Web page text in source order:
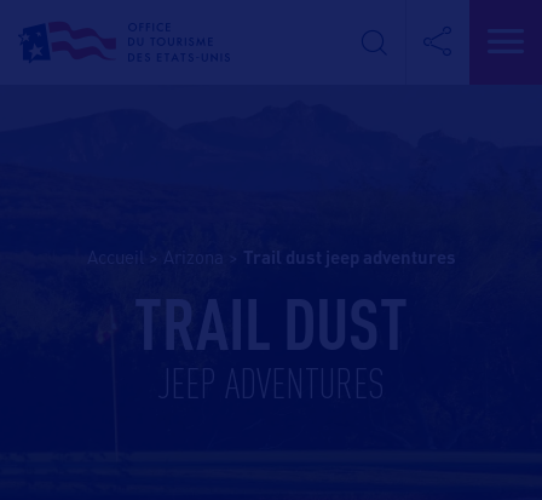
Accueil Arizona trail dust jeep adventures
TRAIL DUST
JEEP ADVENTURES